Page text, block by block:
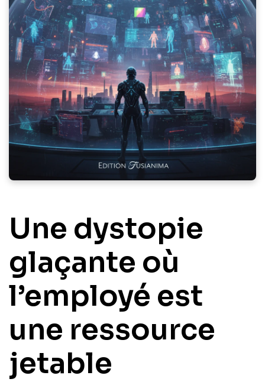
Une dystopie
glaçante où
l’employé est
une ressource
jetable